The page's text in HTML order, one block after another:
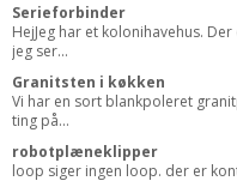
Serieforbinder
HejJeg har et kolonihavehus.
jeg ser...
Granitsten i køkken
Vi har en sort blankpoleret
ting på...
robotplæneklipper
loop siger ingen loop. der er